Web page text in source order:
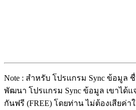
Note : สำหรับ โปรแกรม Sync ข้อมูล ชื่
พัฒนา โปรแกรม Sync ข้อมูล เขาได้
กันฟรี (FREE) โดยท่าน ไม่ต้องเสียค่า